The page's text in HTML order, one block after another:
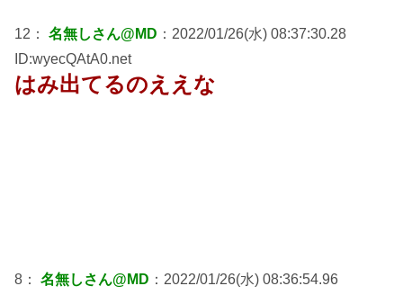
12： 名無しさん@MD ：2022/01/26(水) 08:37:30.28
ID:wyecQAtA0.net
はみ出てるのええな
8： 名無しさん@MD ：2022/01/26(水) 08:36:54.96